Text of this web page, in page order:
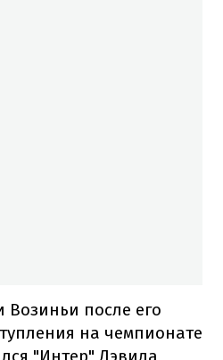
Возиньи после его
на чемпионате
"Интер" Дэвида